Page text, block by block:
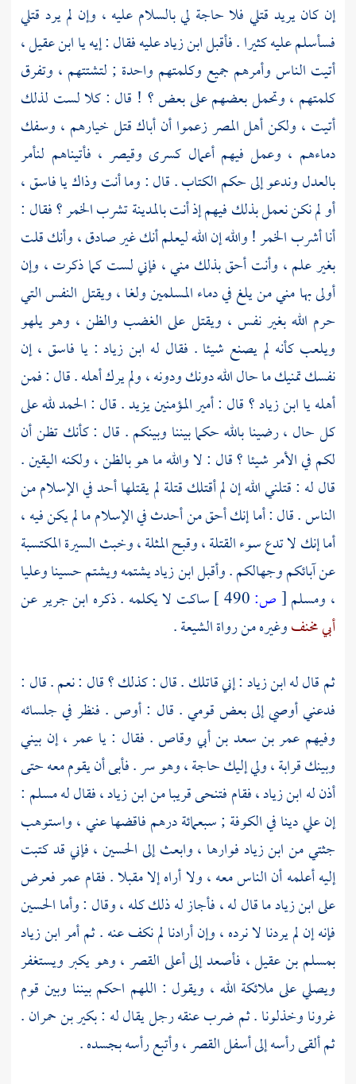
إن كان يريد قتلي فلا حاجة لي بالسلام عليه ، وإن لم يرد قتلي
فسأسلم عليه كثيرا . فأقبلابن زيادعليه فقال : إيهيا ابن عقيل،
أتيت الناس وأمرهم جميع وكلمتهم واحدة ; لتشتتهم ، وتفرق
كلمتهم ، وتحمل بعضهم على بعض ؟ ! قال : كلا لست لذلك
أتيت ، ولكن أهل المصر زعموا أن أباك قتل خيارهم ، وسفك
دماءهم ، وعمل فيهم أعمال كسرى وقيصر ، فأتيناهم لنأمر
بالعدل وندعو إلى حكم الكتاب . قال : وما أنت وذاك يا فاسق ،
أو لم نكن نعمل بذلك فيهم إذ أنتبالمدينةتشرب الخمر ؟ فقال :
أنا أشرب الخمر ! والله إن الله ليعلم أنك غير صادق ، وأنك قلت
بغير علم ، وأنت أحق بذلك مني ، فإني لست كما ذكرت ، وإن
أولى بها مني من يلغ في دماء المسلمين ولغا ، ويقتل النفس التي
حرم الله بغير نفس ، ويقتل على الغضب والظن ، وهو يلهو
ويلعب كأنه لم يصنع شيئا . فقال له ابن زياد : يا فاسق ، إن
نفسك تمنيك ما حال الله دونك ودونه ، ولم يرك أهله . قال : فمن
أهله ياابن زياد؟ قال : أمير المؤمنينيزيد. قال : الحمد لله على
كل حال ، رضينا بالله حكما بيننا وبينكم . قال : كأنك تظن أن
لكم في الأمر شيئا ؟ قال : لا والله ما هو بالظن ، ولكنه اليقين .
قال له : قتلني الله إن لم أقتلك قتلة لم يقتلها أحد في الإسلام من
الناس . قال : أما إنك أحق من أحدث في الإسلام ما لم يكن فيه ،
أما إنك لا تدع سوء القتلة ، وقبح المثلة ، وخبث السيرة المكتسبة
عن آبائكم وجهالكم . وأقبلابن زياديشتمه ويشتمحسيناوعليا
، ومسلم[ص: ساكت لا يكلمه . ذكره ابن جريرعن
أبي مخنفوغيره من رواةالشيعة.
ثم قال لهابن زياد: إني قاتلك . قال : كذلك ؟ قال : نعم . قال :
فدعني أوصي إلى بعض قومي . قال : أوص . فنظر في جلسائه
وفيهم عمر بن سعد بن أبي وقاص. فقال : يا عمر، إن بيني
وبينك قرابة ، ولي إليك حاجة ، وهو سر . فأبى أن يقوم معه حتى
أذن لهابن زياد، فقام فتنحى قريبا منابن زياد، فقال لهمسلم :
إن علي دينا فيالكوفة; سبعمائة درهم فاقضها عني ، واستوهب
جثتي منابن زيادفوارها ، وابعث إلىالحسين، فإني قد كتبت
إليه أعلمه أن الناس معه ، ولا أراه إلا مقبلا . فقامعمرفعرض
علىابن زيادما قال له ، فأجاز له ذلك كله ، وقال : وأماالحسين
فإنه إن لم يردنا لا نرده ، وإن أرادنا لم نكف عنه . ثم أمر ابن زياد
بمسلم بن عقيل، فأصعد إلى أعلى القصر ، وهو يكبر ويستغفر
ويصلي على ملائكة الله ، ويقول : اللهم احكم بيننا وبين قوم
غرونا وخذلونا . ثم ضرب عنقه رجل يقال له :بكير بن حمران.
ثم ألقى رأسه إلى أسفل القصر ، وأتبع رأسه بجسده .